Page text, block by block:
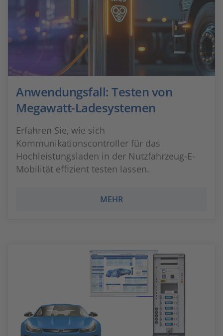
Anwendungsfall: Testen von
Megawatt-Ladesystemen
Erfahren Sie, wie sich
Kommunikationscontroller für das
Hochleistungsladen in der Nutzfahrzeug-E-
Mobilität effizient testen lassen.
MEHR